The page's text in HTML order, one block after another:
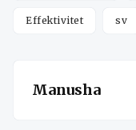
Effektivitet sv
Manusha